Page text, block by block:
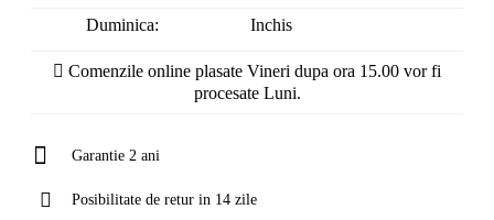
Duminica:
Inchis
Comenzile online plasate Vineri dupa ora 15.00 vor fi
procesate Luni.
Garantie 2 ani
Posibilitate de retur in 14 zile